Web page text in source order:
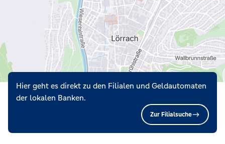
Hier geht es direkt zu den Filialen und Geldautomaten
der lokalen Banken.
Zur Filialsuche